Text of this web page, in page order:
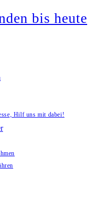
bis heute
Hilf uns mit dabei!